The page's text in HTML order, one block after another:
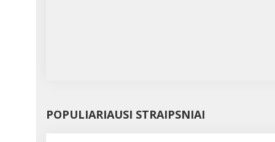
POPULIARIAUSI STRAIPSNIAI